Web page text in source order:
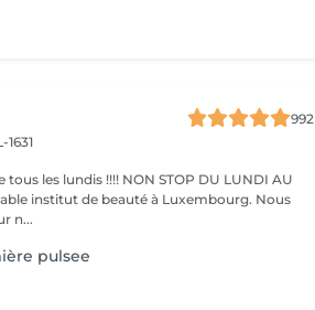
992
1631
les lundis !!!! NON STOP DU LUNDI AU
n...
pulsee